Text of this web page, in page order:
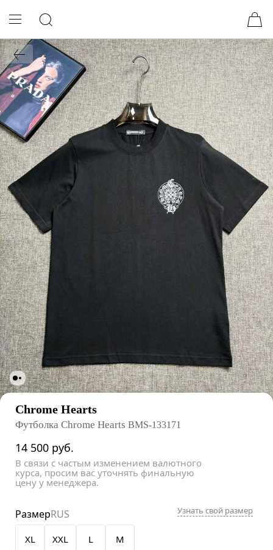
Chrome Hearts
Футболка Chrome Hearts BMS-133171
14 500 руб.
В связи с частым изменением валютного
курса, просим вас уточнять финальную
цену у менеджера.
XL XXL L M
РазмерRUS Узнать свой размер